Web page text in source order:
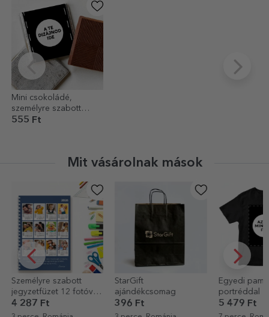
Mini csokoládé,
személyre szabott
grafikával
555 Ft
Mit vásárolnak mások
StarGift
ajándékcsomag
396 Ft
Egyedi pamut póló a
portréddal
5 479 Ft
Egyedi
szöveggel -
5 479 Ft